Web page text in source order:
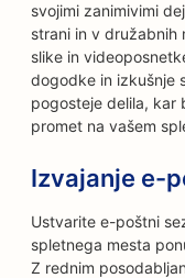
svojimi zanimivimi
strani in v družabnih
slike in
dogodke in izkušnje
pogosteje delila, kar
promet na vašem
Izvajanje e-
Ustvarite e-poštni
spletnega mesta
Z rednim